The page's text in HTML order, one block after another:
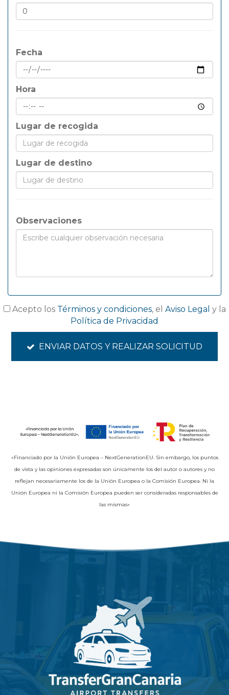
Fecha
Hora
Lugar de recogida
Lugar de destino
Observaciones
Acepto los Términos y condiciones, el Aviso Legal y la
Política de Privacidad
ENVIAR DATOS Y REALIZAR SOLICITUD
«Financiado por la Unión Europea – NextGenerationEU. Sin embargo, los puntos
de vista y las opiniones expresadas son únicamente los del autor o autores y no
reflejan necesariamente los de la Unión Europea o la Comisión Europea. Ni la
Unión Europea ni la Comisión Europea pueden ser consideradas responsables de
las mismas»